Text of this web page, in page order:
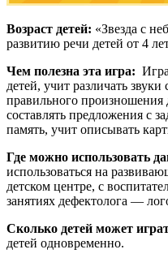
Возраст детей: «Звезда с
развитию речи детей от 4
Чем полезна эта игра:
детей, учит различать
правильного произношения
составлять предложения с
память, учит описывать
Где можно использовать
использоваться на
детском центре, с
занятиях дефектолога —
Сколько детей может
детей одновременно.